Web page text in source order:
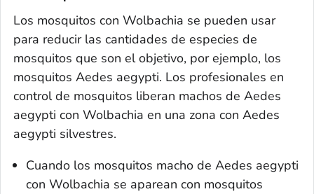
Los mosquitos con Wolbachia se pueden usar
para reducir las cantidades de especies de
mosquitos que son el objetivo, por ejemplo, los
mosquitos Aedes aegypti. Los profesionales en
control de mosquitos liberan machos de Aedes
aegypti con Wolbachia en una zona con Aedes
aegypti silvestres.
Cuando los mosquitos macho de Aedes aegypti
con Wolbachia se aparean con mosquitos